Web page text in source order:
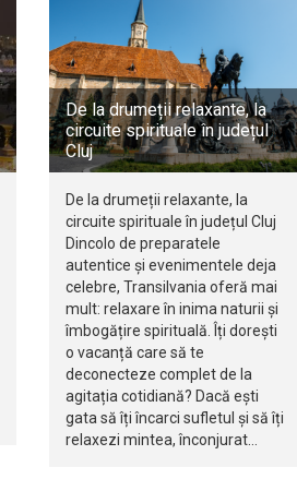
De la drumeții relaxante, la
circuite spirituale în județul
Cluj
De la drumeții relaxante, la
circuite spirituale în județul Cluj
Dincolo de preparatele
autentice și evenimentele deja
celebre, Transilvania oferă mai
mult: relaxare în inima naturii și
îmbogățire spirituală. Îți dorești
o vacanță care să te
deconecteze complet de la
agitația cotidiană? Dacă ești
gata să îți încarci sufletul și să îți
relaxezi mintea, înconjurat…